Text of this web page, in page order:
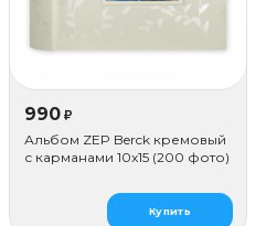
990 ₽
Альбом ZEP Berck кремовый
с карманами 10x15 (200 фото)
Купить